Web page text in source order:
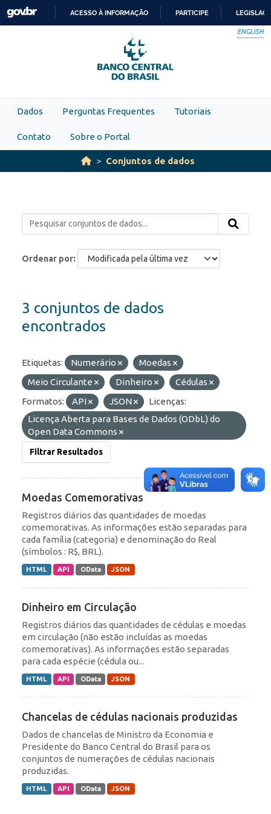
Skip to main content
PARA
O
CONTEÚDO
ACESSO À INFORMAÇÃO PARTICIPE
ENGLISH
Dados Perguntas Frequentes Tutoriais
Contato Sobre o Portal
Conjuntos de dados
Ordenar por
3 conjuntos de dados
encontrados
Etiquetas: Numerário
Moedas
Meio Circulante
Dinheiro
Cédulas
Formatos:
API JSON
Licenças:
Licença Aberta para Bases de Dados (ODbL) do
Open Data Commons
Filtrar Resultados
Moedas Comemorativas
Registros diários das quantidades de moedas
comemorativas. As informações estão separadas para
cada família (categoria) e denominação do Real
(símbolos : R$, BRL).
HTML API OData JSON
Dinheiro em Circulação
Registros diários das quantidades de cédulas e moedas
em circulação (não estão incluídas as moedas
comemorativas). As informações estão separadas
para cada espécie (cédula ou...
HTML API OData JSON
Chancelas de cédulas nacionais produzidas
Dados de chancelas de Ministro da Economia e
Presidente do Banco Central do Brasil para os
conjuntos de numerações de cédulas nacionais
produzidas.
HTML API OData JSON